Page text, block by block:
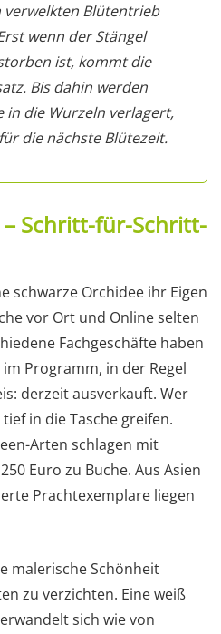
verwelkten Blütentrieb
wenn der Stängel
ist, kommt die
Bis dahin werden
die Wurzeln verlagert,
die nächste Blütezeit.
Schritt-für-Schritt-
schwarze Orchidee ihr Eigen
vor Ort und Online selten
Fachgeschäfte haben
Programm, in der Regel
derzeit ausverkauft. Wer
in die Tasche greifen.
Arten schlagen mit
Euro zu Buche. Aus Asien
Prachtexemplare liegen
malerische Schönheit
zu verzichten. Eine weiß
sich wie von